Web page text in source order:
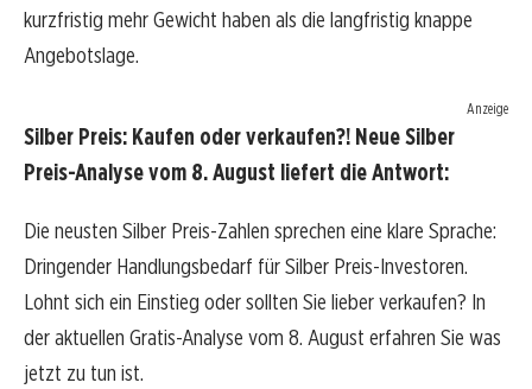
kurzfristig mehr Gewicht haben als die langfristig knappe
Angebotslage.
Anzeige
Silber Preis: Kaufen oder verkaufen?! Neue Silber
Preis-Analyse vom 8. August liefert die Antwort:
Die neusten Silber Preis-Zahlen sprechen eine klare Sprache:
Dringender Handlungsbedarf für Silber Preis-Investoren.
Lohnt sich ein Einstieg oder sollten Sie lieber verkaufen? In
der aktuellen Gratis-Analyse vom 8. August erfahren Sie was
jetzt zu tun ist.